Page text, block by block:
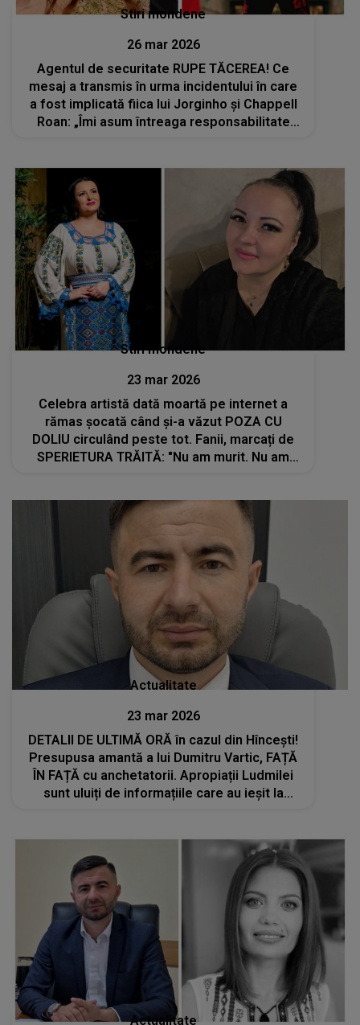
Stiri mondene
26 mar 2026
Agentul de securitate RUPE TĂCEREA! Ce
mesaj a transmis în urma incidentului în care
a fost implicată fiica lui Jorginho și Chappell
Roan: „Îmi asum întreaga responsabilitate
Stiri mondene
23 mar 2026
Celebra artistă dată moartă pe internet a
rămas șocată când și-a văzut POZA CU
DOLIU circulând peste tot. Fanii, marcați de
SPERIETURA TRĂITĂ: "Nu am murit. Nu am
Actualitate
23 mar 2026
DETALII DE ULTIMĂ ORĂ în cazul din Hîncești!
Presupusa amantă a lui Dumitru Vartic, FAȚĂ
ÎN FAȚĂ cu anchetatorii. Apropiații Ludmilei
sunt uluiți de informațiile care au ieșit la
Actualitate